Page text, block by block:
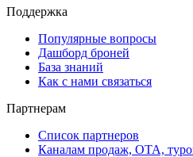
Поддержка
Популярные вопросы
Дашборд броней
База знаний
Как с нами связаться
Партнерам
Список партнеров
Каналам продаж, ОТА,